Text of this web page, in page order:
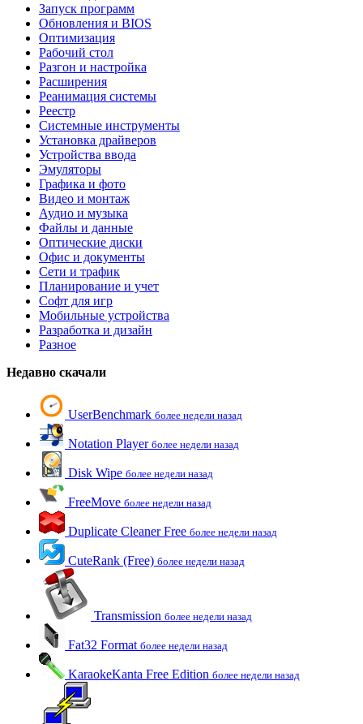
Запуск программ
Обновления и BIOS
Оптимизация
Рабочий стол
Разгон и настройка
Расширения
Реанимация системы
Реестр
Системные инструменты
Установка драйверов
Устройства ввода
Эмуляторы
Графика и фото
Видео и монтаж
Аудио и музыка
Файлы и данные
Оптические диски
Офис и документы
Сети и трафик
Планирование и учет
Софт для игр
Мобильные устройства
Разработка и дизайн
Разное
Недавно скачали
UserBenchmark более недели назад
Notation Player более недели назад
Disk Wipe более недели назад
FreeMove более недели назад
Duplicate Cleaner Free более недели назад
CuteRank (Free) более недели назад
Transmission более недели назад
Fat32 Format более недели назад
KaraokeKanta Free Edition более недели назад